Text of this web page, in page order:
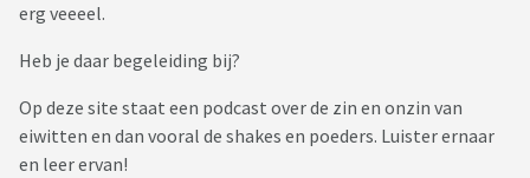
erg veeeel.
Heb je daar begeleiding bij?
Op deze site staat een podcast over de zin en onzin van
eiwitten en dan vooral de shakes en poeders. Luister ernaar
en leer ervan!